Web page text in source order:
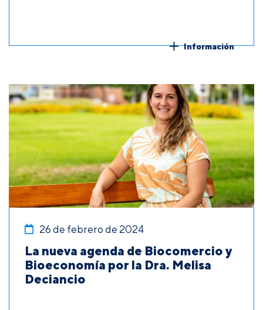
Información
26 de febrero de 2024
La nueva agenda de Biocomercio y
Bioeconomía por la Dra. Melisa
Deciancio